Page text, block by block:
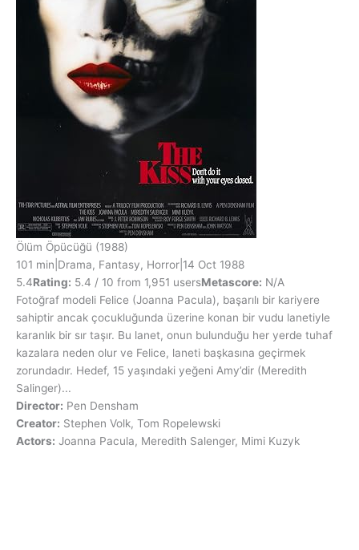
Ölüm Öpücüğü (1988)
101 min Drama, Fantasy, Horror 14 Oct 1988
5.4Rating: 5.4 / 10 from 1,951 usersMetascore: N/A
Fotoğraf modeli Felice (Joanna Pacula), başarılı bir kariyere
sahiptir ancak çocukluğunda üzerine konan bir vudu lanetiyle
karanlık bir sır taşır. Bu lanet, onun bulunduğu her yerde tuhaf
kazalara neden olur ve Felice, laneti başkasına geçirmek
zorundadır. Hedef, 15 yaşındaki yeğeni Amy’dir (Meredith
Salinger)...
Director: Pen Densham
Creator: Stephen Volk, Tom Ropelewski
Actors: Joanna Pacula, Meredith Salenger, Mimi Kuzyk